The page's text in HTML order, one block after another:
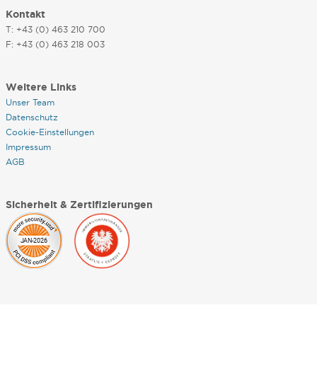
Kontakt
T: +43 (0) 463 210 700
F: +43 (0) 463 218 003
Weitere Links
Unser Team
Datenschutz
Cookie-Einstellungen
Impressum
AGB
Sicherheit & Zertifizierungen